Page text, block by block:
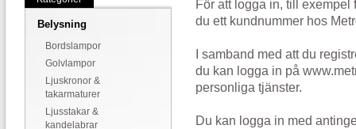
Belysning
Bordslampor
Golvlampor
Ljuskronor &
takarmaturer
Ljusstakar &
kandelabrar
För att logga in, till exempel
du ett kundnummer hos
I samband med att du
du kan logga in på
personliga tjänster.
Du kan logga in med